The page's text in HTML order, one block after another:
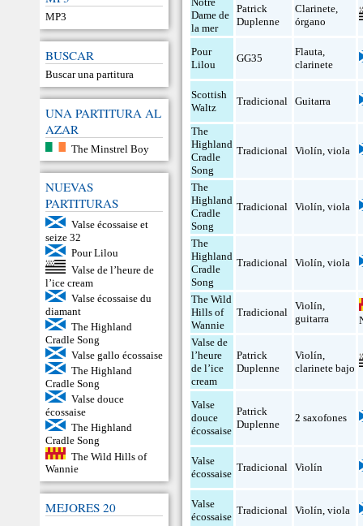
MP3
BUSCAR
Buscar una partitura
UNA PARTITURA AL
AZAR
The Minstrel Boy
NUEVAS
PARTITURAS
Valse écossaise et
seize 32
Pour Lilou
Valse de l’heure de
l’ice cream
Valse écossaise du
diamant
The Highland
Cradle Song
Valse gallo écossaise
The Highland
Cradle Song
Valse douce
écossaise
The Highland
Cradle Song
The Wild Hills of
Wannie
MEJORES 20
Dame de
la mer
Patrick
Duplenne
Clarinete,
órgano
Pour
Lilou
GG35
Flauta,
clarinete
Scottish
Waltz
Tradicional Guitarra
The
Highland
Cradle
Song
Tradicional Violín,viola
The
Highland
Cradle
Song
Tradicional Violín,viola
The
Highland
Cradle
Song
Tradicional Violín,viola
The Wild
Hills of
Wannie
Tradicional
Violín,
guitarra
Valse de
l’heure
de l’ice
cream
Patrick
Duplenne
Violín,
clarinete bajo
Valse
douce
écossaise
Patrick
Duplenne
2 saxofones
Valse
écossaise
Tradicional Violín
Valse
écossaise
Tradicional Violín,viola